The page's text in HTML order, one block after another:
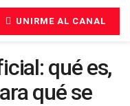
UNIRME AL CANAL
qué es,
qué se